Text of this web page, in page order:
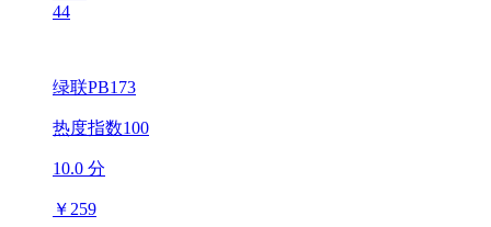
44
绿联PB173
热度指数100
10.0 分
￥ 259